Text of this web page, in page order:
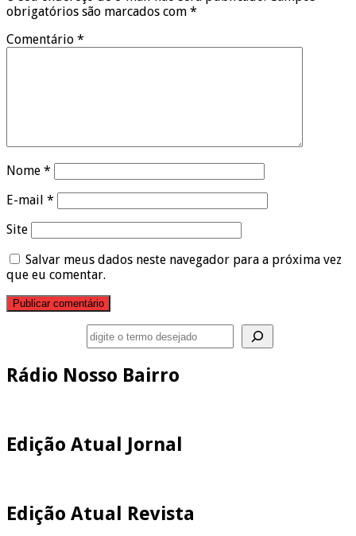
obrigatórios são marcados com *
Comentário *
Nome *
E-mail *
Site
Salvar meus dados neste navegador para a próxima vez
que eu comentar.
Rádio Nosso Bairro
Edição Atual Jornal
Edição Atual Revista